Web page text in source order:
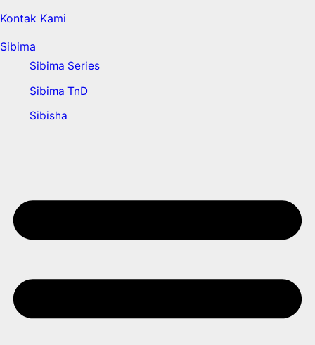
Kontak Kami
Sibima
Sibima Series
Sibima TnD
Sibisha